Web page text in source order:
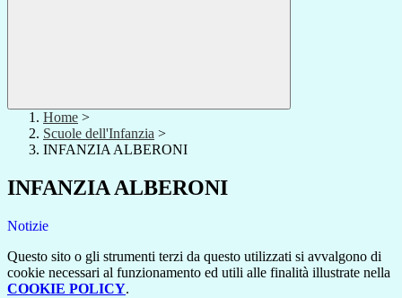
Home >
Scuole dell'Infanzia >
INFANZIA ALBERONI
INFANZIA ALBERONI
Notizie
Questo sito o gli strumenti terzi da questo utilizzati si avvalgono di
cookie necessari al funzionamento ed utili alle finalità illustrate nella
COOKIE POLICY.